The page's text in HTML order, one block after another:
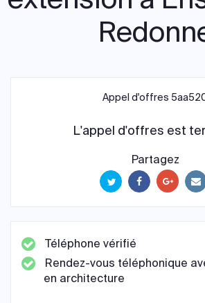
Appel d'offres
L'appel d'offres est
Partagez
Téléphone vérifié
Rendez-vous téléphonique
en architecture